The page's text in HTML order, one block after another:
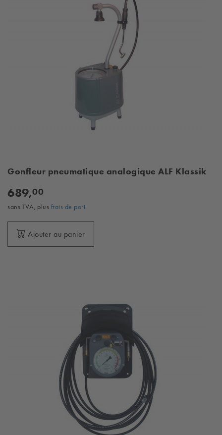
Gonfleur pneumatique analogique ALF Klassik
689,00
sans TVA, plus frais de port
Ajouter au panier